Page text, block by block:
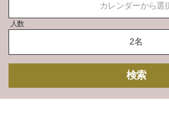
カレンダーから選
人数
検索